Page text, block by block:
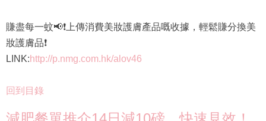
賺盡每一蚊📢❗上傳消費美妝護膚產品嘅收據，輕鬆賺分換美
妝護膚品❗
LINK:http://p.nmg.com.hk/alov46
回到目錄